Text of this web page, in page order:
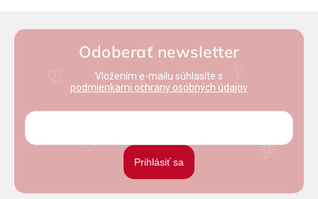
Odoberať newsletter
Vložením e-mailu súhlasíte s
podmienkami ochrany osobných údajov
Prihlásiť sa